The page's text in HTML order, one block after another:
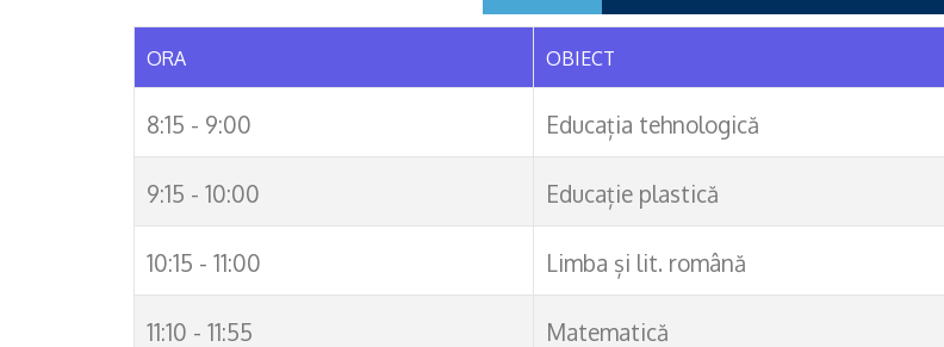
ORA OBIECT
8:15 - 9:00 Educația tehnologică
9:15 - 10:00 Educație plastică
10:15 - 11:00 Limba și lit. română
11:10 - 11:55 Matematică